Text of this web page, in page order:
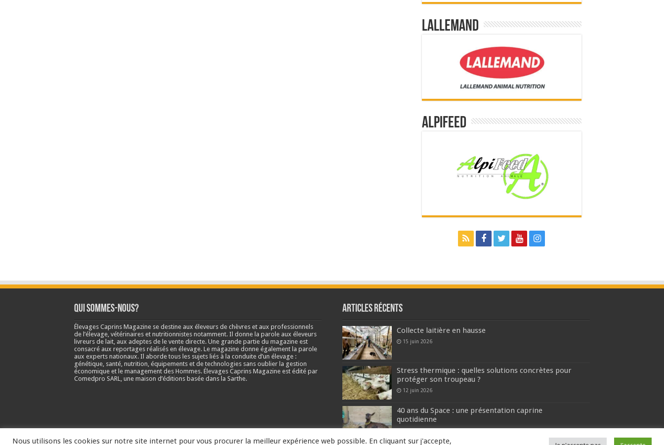
Lallemand
Alpifeed
Qui sommes-nous?
Élevages Caprins Magazine se destine aux éleveurs de chèvres et aux professionnels
de l’élevage, vétérinaires et nutritionnistes notamment. Il donne la parole aux éleveurs
livreurs de lait, aux adeptes de le vente directe. Une grande partie du magazine est
consacré aux reportages réalisés en élevage. Le magazine donne également la parole
aux experts nationaux. Il aborde tous les sujets liés à la conduite d’un élevage :
génétique, santé, nutrition, équipements et de technologies sans oublier la gestion
économique et le management des Hommes. Élevages Caprins Magazine est édité par
Comedpro SARL, une maison d’éditions basée dans la Sarthe.
Articles récents
Collecte laitière en hausse
15 juin 2026
Stress thermique : quelles solutions concrètes pour
protéger son troupeau ?
12 juin 2026
40 ans du Space : une présentation caprine
quotidienne
2 juin 2026
Nous utilisons les cookies sur notre site internet pour vous procurer la meilleur expérience web possible. En cliquant sur j'accepte,